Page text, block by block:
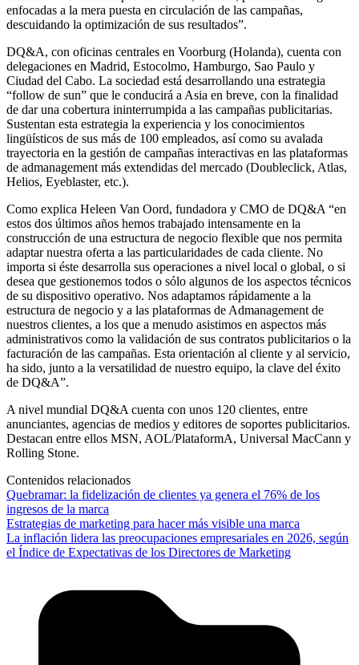
enfocadas a la mera puesta en circulación de las campañas,
descuidando la optimización de sus resultados”.
DQ&A, con oficinas centrales en Voorburg (Holanda), cuenta con
delegaciones en Madrid, Estocolmo, Hamburgo, Sao Paulo y
Ciudad del Cabo. La sociedad está desarrollando una estrategia
“follow de sun” que le conducirá a Asia en breve, con la finalidad
de dar una cobertura ininterrumpida a las campañas publicitarias.
Sustentan esta estrategia la experiencia y los conocimientos
lingüísticos de sus más de 100 empleados, así como su avalada
trayectoria en la gestión de campañas interactivas en las plataformas
de admanagement más extendidas del mercado (Doubleclick, Atlas,
Helios, Eyeblaster, etc.).
Como explica Heleen Van Oord, fundadora y CMO de DQ&A “en
estos dos últimos años hemos trabajado intensamente en la
construcción de una estructura de negocio flexible que nos permita
adaptar nuestra oferta a las particularidades de cada cliente. No
importa si éste desarrolla sus operaciones a nivel local o global, o si
desea que gestionemos todos o sólo algunos de los aspectos técnicos
de su dispositivo operativo. Nos adaptamos rápidamente a la
estructura de negocio y a las plataformas de Admanagement de
nuestros clientes, a los que a menudo asistimos en aspectos más
administrativos como la validación de sus contratos publicitarios o la
facturación de las campañas. Esta orientación al cliente y al servicio,
ha sido, junto a la versatilidad de nuestro equipo, la clave del éxito
de DQ&A”.
A nivel mundial DQ&A cuenta con unos 120 clientes, entre
anunciantes, agencias de medios y editores de soportes publicitarios.
Destacan entre ellos MSN, AOL/PlataformA, Universal MacCann y
Rolling Stone.
Contenidos relacionados
Quebramar: la fidelización de clientes ya genera el 76% de los
ingresos de la marca
Estrategias de marketing para hacer más visible una marca
La inflación lidera las preocupaciones empresariales en 2026, según
el Índice de Expectativas de los Directores de Marketing